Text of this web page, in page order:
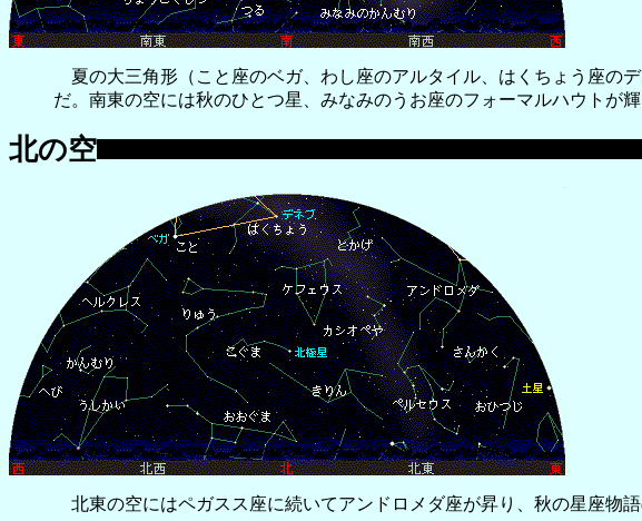
夏の大三角形（こと座のベガ、わし座のアルタイル、はくちょう座の
だ。南東の空には秋のひとつ星、みなみのうお座のフォーマルハウトが
北の空
北東の空にはペガスス座に続いてアンドロメダ座が昇り、秋の星座物